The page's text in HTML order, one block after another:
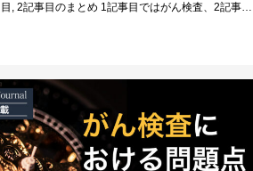
目, 2記事目のまとめ 1記事目ではがん検査、2記事…